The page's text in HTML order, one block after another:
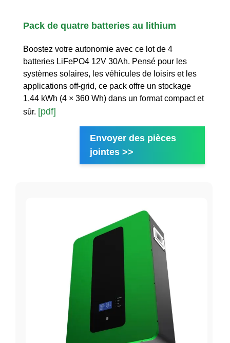
Pack de quatre batteries au lithium
Boostez votre autonomie avec ce lot de 4
batteries LiFePO4 12V 30Ah. Pensé pour les
systèmes solaires, les véhicules de loisirs et les
applications off-grid, ce pack offre un stockage
1,44 kWh (4 × 360 Wh) dans un format compact et
sûr. [pdf]
Envoyer des pièces
jointes >>